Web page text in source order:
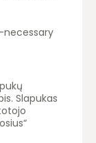
Slapukas